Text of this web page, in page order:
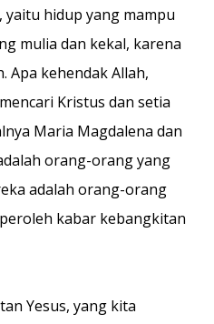
hidup yang mampu
mulia dan kekal, karena
Apa kehendak Allah,
Kristus dan setia
Maria Magdalena dan
orang-orang yang
adalah orang-orang
kabar kebangkitan
Yesus, yang kita